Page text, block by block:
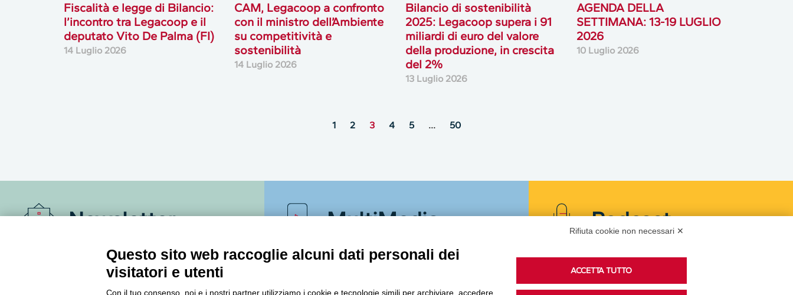
Fiscalità e legge di Bilancio:
l’incontro tra Legacoop e il
deputato Vito De Palma (FI)
14 Luglio 2026
CAM, Legacoop a confronto
con il ministro dell’Ambiente
su competitività e
sostenibilità
14 Luglio 2026
Bilancio di sostenibilità
2025: Legacoop supera i 91
miliardi di euro del valore
della produzione, in crescita
del 2%
13 Luglio 2026
AGENDA DELLA
SETTIMANA: 13-19 LUGLIO
2026
10 Luglio 2026
1 2 3 4 5 … 50
Newsletter
Accedi o iscriviti alla nostra Newsletter Legacoop
Informazioni per restare sempre aggiornati sul
mondo della cooperazione.
MultiMedia Podcast
Ascolta i podcast di approfondimento di Legacoop
su Spreaker.
Rifiuta cookie non necessari ✕
Questo sito web raccoglie alcuni dati personali dei
visitatori e utenti
Con il tuo consenso, noi e i nostri partner utilizziamo i cookie e tecnologie simili per archiviare, accedere
ACCETTA TUTTO